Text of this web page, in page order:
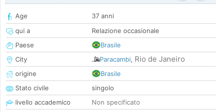
Age
37 anni
qui a
Relazione occasionale
Paese
Brasile
City
Paracambi, Rio de Janeiro
origine
Brasile
Stato civile
singolo
livello accademico
Non specificato